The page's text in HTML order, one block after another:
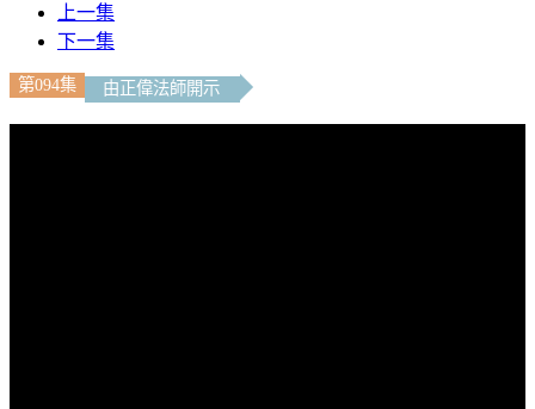
上一集
下一集
第094集 由正偉法師開示